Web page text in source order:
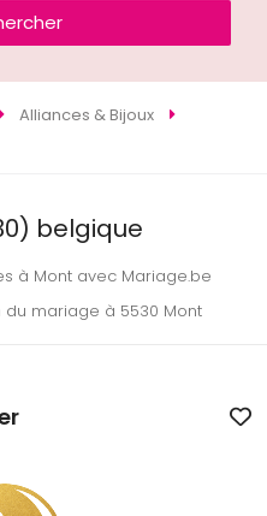
Alliances & Bijoux
belgique
à Mont avec Mariage.be
mariage à 5530 Mont